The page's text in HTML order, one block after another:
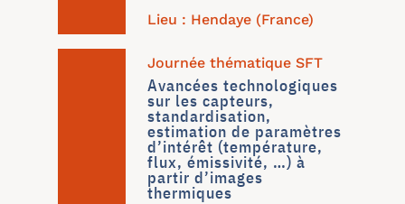
Lieu : Hendaye (France)
Journée thématique SFT
Avancées technologiques
sur les capteurs,
standardisation,
estimation de paramètres
d’intérêt (température,
flux, émissivité, …) à
partir d’images
thermiques